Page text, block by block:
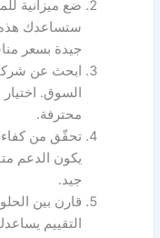
ضع ميزانية
ستساعدك هذه
جيدة بسعر
ابحث عن
السوق.
محترفة.
تحقّق من
يكون الدعم
جيد.
قارن بين
التقييم